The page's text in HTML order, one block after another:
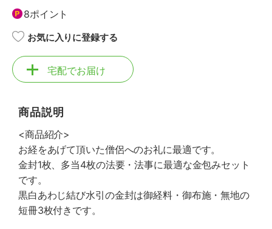
8ポイント
お気に入りに登録する
宅配でお届け
商品説明
<商品紹介>
お経をあげて頂いた僧侶へのお礼に最適です。
金封1枚、多当4枚の法要・法事に最適な金包みセット
です。
黒白あわじ結び水引の金封は御経料・御布施・無地の
短冊3枚付きです。